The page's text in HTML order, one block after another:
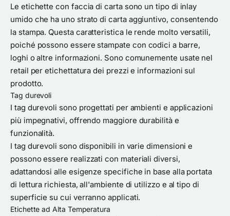
Le etichette con faccia di carta sono un tipo di inlay
umido che ha uno strato di carta aggiuntivo, consentendo
la stampa. Questa caratteristica le rende molto versatili,
poiché possono essere stampate con codici a barre,
loghi o altre informazioni. Sono comunemente usate nel
retail per etichettatura dei prezzi e informazioni sul
prodotto.
Tag durevoli
I tag durevoli sono progettati per ambienti e applicazioni
più impegnativi, offrendo maggiore durabilità e
funzionalità.
I tag durevoli sono disponibili in varie dimensioni e
possono essere realizzati con materiali diversi,
adattandosi alle esigenze specifiche in base alla portata
di lettura richiesta, all'ambiente di utilizzo e al tipo di
superficie su cui verranno applicati.
Etichette ad Alta Temperatura